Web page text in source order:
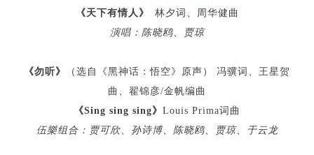
《天下有情人》 林夕词、周华健曲
演唱：陈晓鸥、贾琼
《勿听》
（选自《黑神话：悟空》原声） 冯骥词、王星贺
曲、翟锦彦/金帆编曲
《Sing sing sing》 Louis Prima词曲
伍樂组合：贾可欣、孙诗博、陈晓鸥、贾琼、于云龙